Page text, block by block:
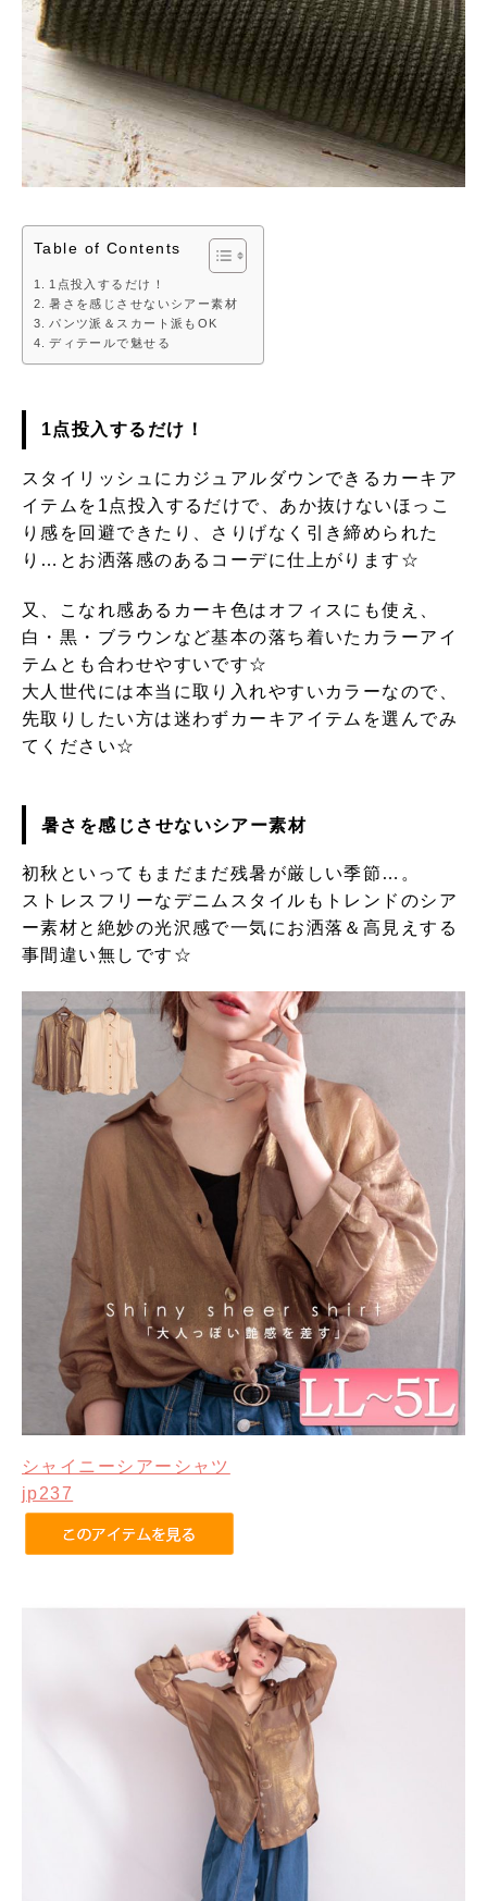
Table of Contents
1点投入するだけ！
暑さを感じさせないシアー素材
パンツ派＆スカート派もOK
ディテールで魅せる
1点投入するだけ！
スタイリッシュにカジュアルダウンできるカーキア
イテムを1点投入するだけで、あか抜けないほっこ
り感を回避できたり、さりげなく引き締められた
り…とお洒落感のあるコーデに仕上がります☆
又、こなれ感あるカーキ色はオフィスにも使え、
白・黒・ブラウンなど基本の落ち着いたカラーアイ
テムとも合わせやすいです☆
大人世代には本当に取り入れやすいカラーなので、
先取りしたい方は迷わずカーキアイテムを選んでみ
てください☆
暑さを感じさせないシアー素材
初秋といってもまだまだ残暑が厳しい季節…。
ストレスフリーなデニムスタイルもトレンドのシア
ー素材と絶妙の光沢感で一気にお洒落＆高見えする
事間違い無しです☆
シャイニーシアーシャツ
jp237